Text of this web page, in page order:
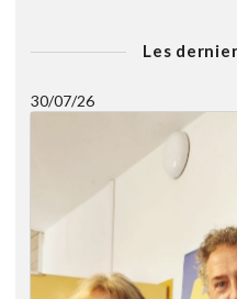
Les
30/07/26